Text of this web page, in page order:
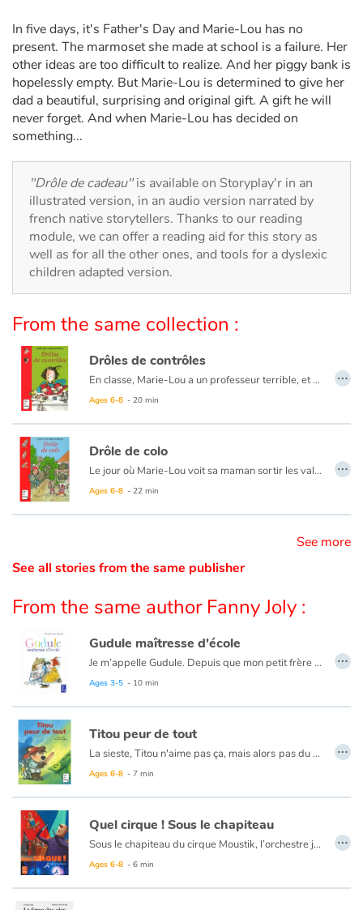
The animals
Travel, epic, investigation, adventure
Around the world
Arts, space, activities
Documentaries
With the family
At school
Festivals and events
Love and friendship
Social issues
Emotions and feelings
Contraste +
Help
Home
Family
Schools
Libraries
Videos & Tutorials
In five days, it's Father's Day and Marie-Lou has no
present. The marmoset she made at school is a failure. Her
other ideas are too difficult to realize. And her piggy bank is
hopelessly empty. But Marie-Lou is determined to give her
dad a beautiful, surprising and original gift. A gift he will
never forget. And when Marie-Lou has decided on
something...
"Drôle de cadeau"is available on Storyplay'r in an
illustrated version, in an audio version narrated by
french native storytellers. Thanks to our reading
module, we can offer a reading aid for this story as
well as for all the other ones, and tools for a dyslexic
children adapted version.
From the same collection :
Drôles de contrôles
En classe, Marie-Lou a un professeur terrible, et un problème encore plus terrible : la cancrerie aiguë de naissance. Bref, elle est dernière en tout. Et voilà que ses parents la menacent : si elle n'a pas la moyenne aux contrôles du troisième trimestre, elle ne partira pas en vacances ! Heureusement, Marie-Lou ne manque pas d'imagination pour se sortir de ce mauvais pas...
Ages 6-8 - 20 min
…
Drôle de colo
Le jour où Marie-Lou voit sa maman sortir les valises, elle saute de joie : « Hourra, on part en voyage ! » Hélas, ses parents sont invités à un congrès en Italie, et ils n’ont pas l’intention de l’emmener. Elle ira en colonie pendant ce temps-là. En colonie ? On veut se débarrasser d’elle ? Marie-Lou a beau rugir et trépigner, rien n’y fait, elle part quand même. A peine le car a-t-il démarré qu’elle a déjà tout pris en grippe : la directrice, les autres enfants, leurs bonnets et leurs chansons. Marie-Lou est décidée : ça ne se passera pas comme ça !
Ages 6-8 - 22 min
…
See more
See all stories from the same publisher
From the same author Fanny Joly :
Gudule maîtresse d'école
Je m’appelle Gudule. Depuis que mon petit frère Gaston est né, on dirait que le cerveau de Maman s’est vidé. Toute la journée, elle est collée à lui en faisant : « Agueuh, reuh, gaaaah, geuh. » Alors, pour éviter que mon frère ne devienne idiot… J’ai décidé de prendre les choses en main. « Mon petit vieux, je lui ai dit, ta fantastique grande sœur va t’apprendre les choses importantes de la vie. »
Ce livre est aussi disponible en anglais :
Ages 3-5 - 10 min
…
Titou peur de tout
La sieste, Titou n'aime pas ça, mais alors pas du tout. Si bien qu'au moindre bruit... Titou se relève, et part combattre les monstres. Car, tout le monde le sait, les maisons en regorgent !
Ages 6-8 - 7 min
…
Quel cirque ! Sous le chapiteau
Sous le chapiteau du cirque Moustik, l’orchestre joue un air plein d’entrain. Les enfants frappent dans leurs mains. Ca va commencer…
Ages 6-8 - 6 min
…